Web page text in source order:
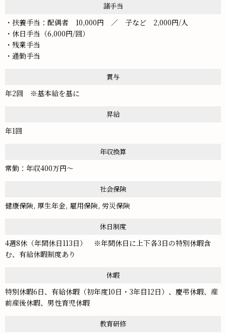
諸手当
・扶養手当：配偶者 10,000円 ／ 子など 2,000円/人
・休日手当（6,000円/回）
・残業手当
・通勤手当
賞与
年2回 ※基本給を基に
昇給
年1回
年収換算
常勤：年収400万円～
社会保険
健康保険, 厚生年金, 雇用保険, 労災保険
休日制度
4週8休（年間休日113日） ※年間休日に上下各3日の特別休暇含
む、有給休暇制度あり
休暇
特別休暇6日、有給休暇（初年度10日・3年目12日）、慶弔休暇、産
前産後休暇、男性育児休暇
教育研修